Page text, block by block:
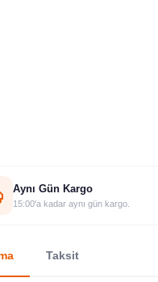
Aynı Gün Kargo
15:00'a kadar aynı gün kargo.
Taksit